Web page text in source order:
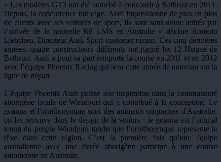
« Les modèles GT3 ont été autorisé à concourir à Bathrust en 2011.
Depuis, la concurrence fait rage. Audi impressionne de plus en plus
de clients avec ses voitures de sport, ils sont sans doute attirés par
l’arrivée de la nouvelle R8 LMS en Australie » déclare Romolo
Liebchen, Directeur Audi Sport customer racing. Ces cinq dernières
années, quatre constructeurs différents ont gagné les 12 Heures de
Bathrust. Audi a pour sa part remporté la course en 2011 et en 2012
avec l’équipe Phoenix Racing qui sera cette année de nouveau sur la
ligne de départ.
L’équipe Phoenix Audi puisse son inspiration dans la communauté
aborigène locale de Wiradyuri qui a contribué à la conception. Le
goanna et l'ornithorynque sont des animaux originaires d'Australie,
on les retrouve dans le design de la voiture : le goanna est l’animal
totem du peuple Wiradyuri tandis que l’ornithorynque représente le
rêve dans cette région. C’est la première fois qu’une équipe
australienne avec une livrée aborigène participe à une course
automobile en Australie.